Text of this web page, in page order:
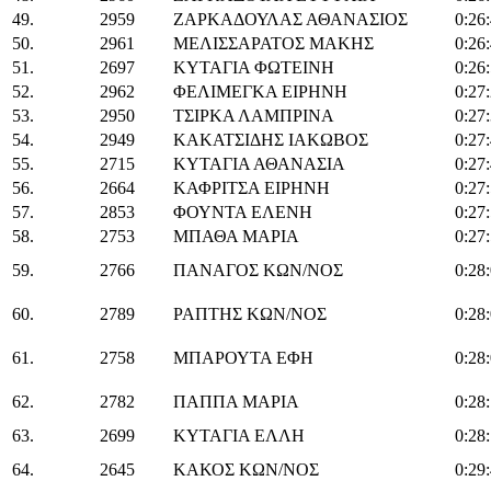
49.
2959 ΖΑΡΚΑΔΟΥΛΑΣ ΑΘΑΝΑΣΙΟΣ
50.
2961 ΜΕΛΙΣΣΑΡΑΤΟΣ ΜΑΚΗΣ
51.
2697 ΚΥΤΑΓΙΑ ΦΩΤΕΙΝΗ
52.
2962 ΦΕΛΙΜΕΓΚΑ ΕΙΡΗΝΗ
53.
2950 ΤΣΙΡΚΑ ΛΑΜΠΡΙΝΑ
54.
2949 ΚΑΚΑΤΣΙΔΗΣ ΙΑΚΩΒΟΣ
55.
2715 ΚΥΤΑΓΙΑ ΑΘΑΝΑΣΙΑ
56.
2664 ΚΑΦΡΙΤΣΑ ΕΙΡΗΝΗ
57.
2853 ΦΟΥΝΤΑ ΕΛΕΝΗ
58.
2753 ΜΠΑΘΑ ΜΑΡΙΑ
59.
2766 ΠΑΝΑΓΟΣ ΚΩΝ/ΝΟΣ
60. 2789 ΡΑΠΤΗΣ ΚΩΝ/ΝΟΣ
61. 2758 ΜΠΑΡΟΥΤΑ ΕΦΗ
62. 2782 ΠΑΠΠΑ ΜΑΡΙΑ
63.
2699 ΚΥΤΑΓΙΑ ΕΛΛΗ
64.
2645 ΚΑΚΟΣ ΚΩΝ/ΝΟΣ